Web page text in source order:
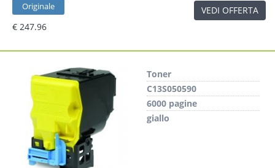
Originale
€ 247.96
VEDI OFFERTA
Toner
C13S050590
6000 pagine
giallo